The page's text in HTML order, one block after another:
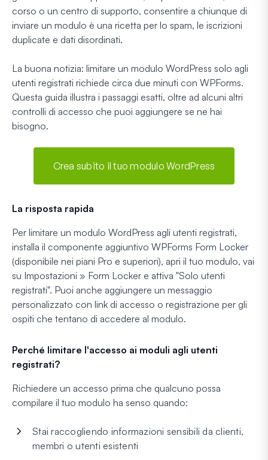
corso o un centro di supporto, consentire a chiunque di
inviare un modulo è una ricetta per lo spam, le iscrizioni
duplicate e dati disordinati.
La buona notizia: limitare un modulo WordPress solo agli
utenti registrati richiede circa due minuti con WPForms.
Questa guida illustra i passaggi esatti, oltre ad alcuni altri
controlli di accesso che puoi aggiungere se ne hai
bisogno.
Crea subito il tuo modulo WordPress
La risposta rapida
Per limitare un modulo WordPress agli utenti registrati,
installa il componente aggiuntivo WPForms Form Locker
(disponibile nei piani Pro e superiori), apri il tuo modulo, vai
su Impostazioni » Form Locker e attiva "Solo utenti
registrati". Puoi anche aggiungere un messaggio
personalizzato con link di accesso o registrazione per gli
ospiti che tentano di accedere al modulo.
Perché limitare l'accesso ai moduli agli utenti
registrati?
Richiedere un accesso prima che qualcuno possa
compilare il tuo modulo ha senso quando:
Stai raccogliendo informazioni sensibili da clienti,
membri o utenti esistenti